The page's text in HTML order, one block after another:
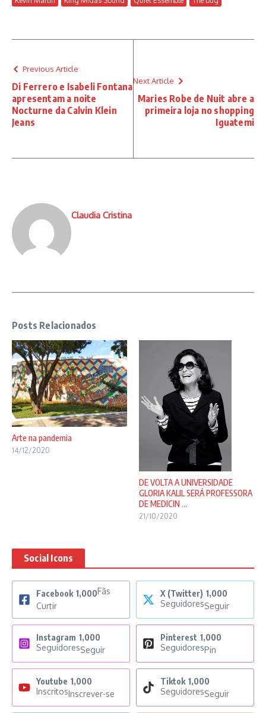
Previous Article
Di Ferrero e Isabeli Fontana
apresentam a noite
Nocturne da Calvin Klein
Jeans
Next Article
Maries Robe de Nuit abre a
primeira loja no shopping
Iguatemi
Claudia Cristina
Posts Relacionados
Arte na pandemia
14/12/2020
DE VOLTA A UNIVERSIDADE
GLORIA KALIL SERÁ PROFESSORA
DE MEDICIN ...
21/10/2020
Social Icons
Facebook 1,000Fãs
Curtir
X (Twitter) 1,000
SeguidoresSeguir
Instagram 1,000
SeguidoresSeguir
Pinterest 1,000
SeguidoresPin
Youtube 1,000
InscritosInscrever-se
Tiktok 1,000
SeguidoresSeguir